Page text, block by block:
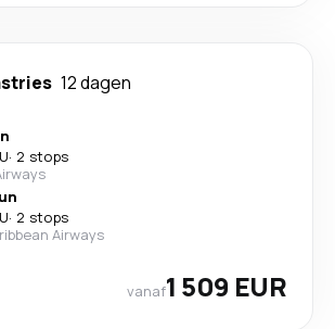
12 dagen
· 2 stops
· 2 stops
Airways
vanaf1 509 EUR